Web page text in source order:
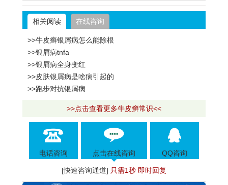
相关阅读 在线咨询
>>牛皮癣银屑病怎么能除根
>>银屑病tnfa
>>银屑病全身变红
>>皮肤银屑病是啥病引起的
>>跑步对抗银屑病
>>点击查看更多牛皮癣常识<<
电话咨询 点击在线咨询 QQ咨询
[快速咨询通道] 只需1秒 即时回复